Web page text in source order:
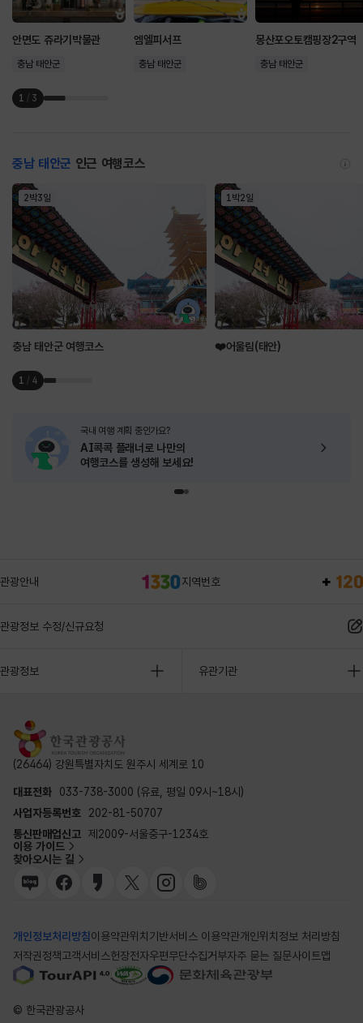
안면도 쥬라기박물관
충남 태안군
엠엘피서프
충남 태안군
몽산포오토캠핑장2구역
충남 태안군
1 / 3
충남 태안군 인근 여행코스
2박3일
충남 태안군 여행코스
1박2일
❤️어울림(태안)
1 / 4
국내 여행 계획 중인가요?
AI콕콕 플래너로 나만의
여행코스를 생성해 보세요!
관광안내 지역번호
관광정보 수정/신규요청
관광정보 유관기관
(26464) 강원특별자치도 원주시 세계로 10
대표전화
033-738-3000 (유료, 평일 09시~18시)
사업자등록번호
202-81-50707
통신판매업신고 제2009-서울중구-1234호
이용 가이드
찾아오시는 길
개인정보처리방침이용약관위치기반서비스 이용약관개인위치정보 처리방침
저작권정책고객서비스헌장전자우편무단수집거부자주 묻는 질문사이트맵
© 한국관광공사